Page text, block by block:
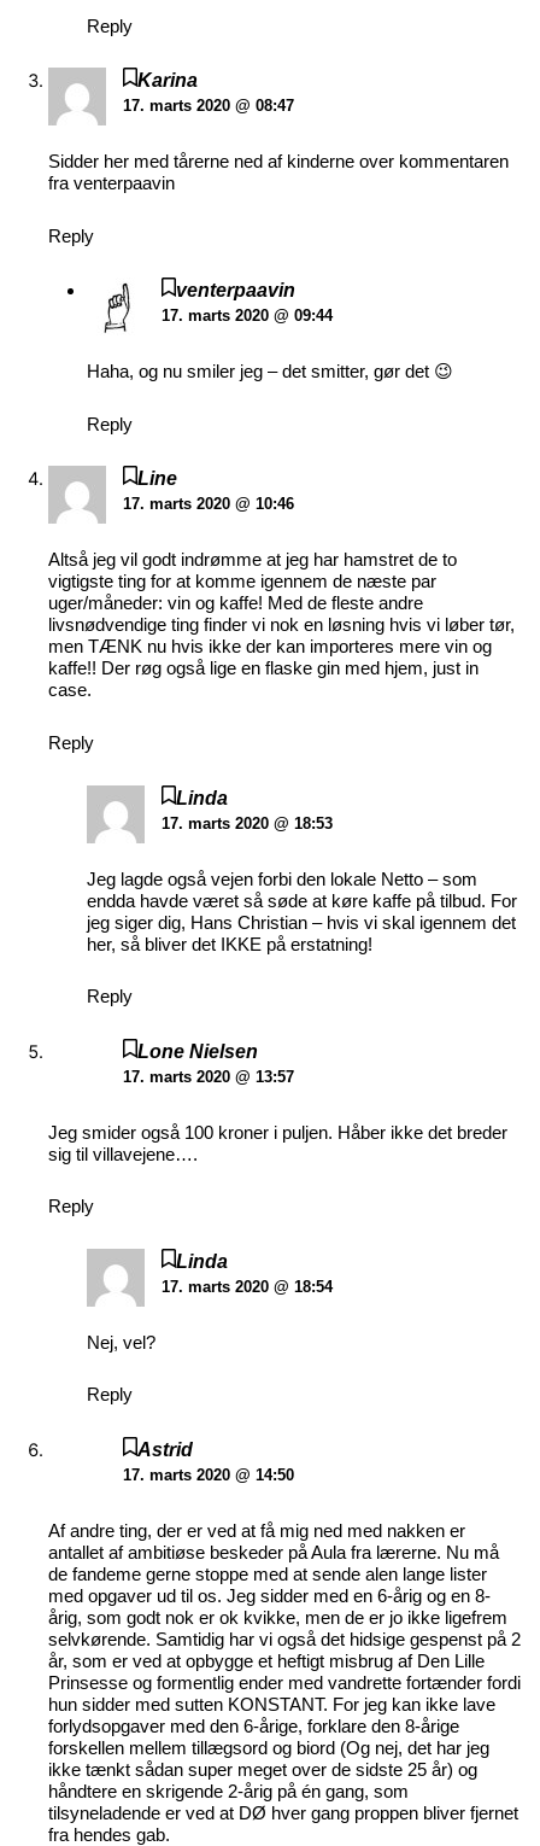
Reply
Karina
17. marts 2020 @ 08:47
Sidder her med tårerne ned af kinderne over kommentaren
fra venterpaavin
Reply
venterpaavin
17. marts 2020 @ 09:44
Haha, og nu smiler jeg – det smitter, gør det 😉
Reply
Line
17. marts 2020 @ 10:46
Altså jeg vil godt indrømme at jeg har hamstret de to
vigtigste ting for at komme igennem de næste par
uger/måneder: vin og kaffe! Med de fleste andre
livsnødvendige ting finder vi nok en løsning hvis vi løber tør,
men TÆNK nu hvis ikke der kan importeres mere vin og
kaffe!! Der røg også lige en flaske gin med hjem, just in
case.
Reply
Linda
17. marts 2020 @ 18:53
Jeg lagde også vejen forbi den lokale Netto – som
endda havde været så søde at køre kaffe på tilbud. For
jeg siger dig, Hans Christian – hvis vi skal igennem det
her, så bliver det IKKE på erstatning!
Reply
Lone Nielsen
17. marts 2020 @ 13:57
Jeg smider også 100 kroner i puljen. Håber ikke det breder
sig til villavejene….
Reply
Linda
17. marts 2020 @ 18:54
Nej, vel?
Reply
Astrid
17. marts 2020 @ 14:50
Af andre ting, der er ved at få mig ned med nakken er
antallet af ambitiøse beskeder på Aula fra lærerne. Nu må
de fandeme gerne stoppe med at sende alen lange lister
med opgaver ud til os. Jeg sidder med en 6-årig og en 8-
årig, som godt nok er ok kvikke, men de er jo ikke ligefrem
selvkørende. Samtidig har vi også det hidsige gespenst på 2
år, som er ved at opbygge et heftigt misbrug af Den Lille
Prinsesse og formentlig ender med vandrette fortænder fordi
hun sidder med sutten KONSTANT. For jeg kan ikke lave
forlydsopgaver med den 6-årige, forklare den 8-årige
forskellen mellem tillægsord og biord (Og nej, det har jeg
ikke tænkt sådan super meget over de sidste 25 år) og
håndtere en skrigende 2-årig på én gang, som
tilsyneladende er ved at DØ hver gang proppen bliver fjernet
fra hendes gab.